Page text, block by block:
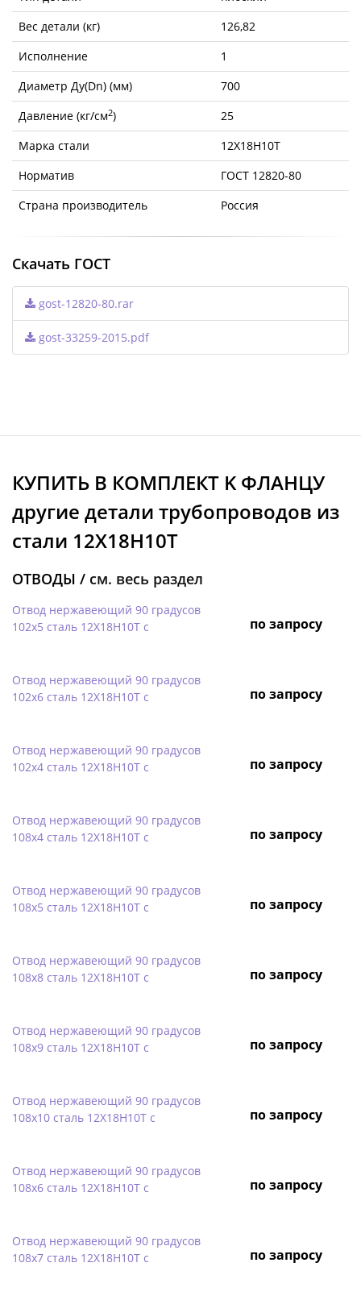
Вес детали (кг)
126,82
Исполнение
1
Диаметр Ду(Dn) (мм)
700
Давление (кг/см2)
25
Марка стали
12Х18Н10Т
Норматив
ГОСТ 12820-80
Страна производитель
Россия
Скачать ГОСТ
gost-12820-80.rar
gost-33259-2015.pdf
КУПИТЬ В КОМПЛЕКТ K ФЛАНЦУ
другие детали трубопроводов из
стали 12Х18Н10Т
ОТВОДЫ / см. весь раздел
Отвод нержавеющий 90 градусов
102х5 сталь 12Х18Н10Т с
по запросу
Отвод нержавеющий 90 градусов
102х6 сталь 12Х18Н10Т с
по запросу
Отвод нержавеющий 90 градусов
102х4 сталь 12Х18Н10Т с
по запросу
Отвод нержавеющий 90 градусов
108х4 сталь 12Х18Н10Т с
по запросу
Отвод нержавеющий 90 градусов
108х5 сталь 12Х18Н10Т с
по запросу
Отвод нержавеющий 90 градусов
108х8 сталь 12Х18Н10Т с
по запросу
Отвод нержавеющий 90 градусов
108х9 сталь 12Х18Н10Т с
по запросу
Отвод нержавеющий 90 градусов
108х10 сталь 12Х18Н10Т с
по запросу
Отвод нержавеющий 90 градусов
108х6 сталь 12Х18Н10Т с
по запросу
Отвод нержавеющий 90 градусов
108х7 сталь 12Х18Н10Т с
по запросу